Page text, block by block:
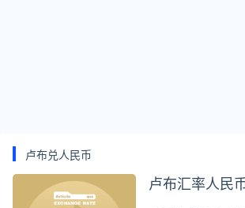
卢布兑人民币
卢布汇率人民